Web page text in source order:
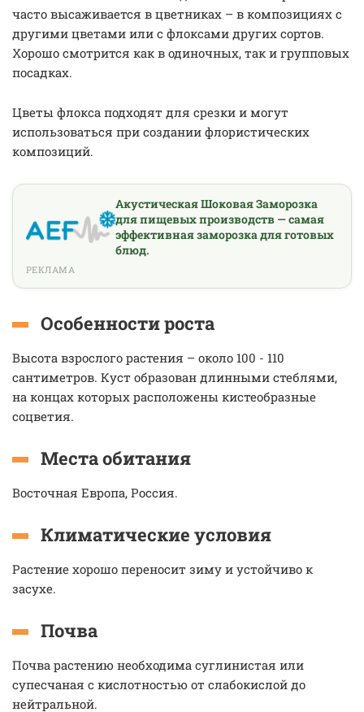
часто высаживается в цветниках – в композициях с
другими цветами или с флоксами других сортов.
Хорошо смотрится как в одиночных, так и групповых
посадках.
Цветы флокса подходят для срезки и могут
использоваться при создании флористических
композиций.
Акустическая Шоковая Заморозка
для пищевых производств — самая
эффективная заморозка для готовых
блюд.
РЕКЛАМА
Особенности роста
Высота взрослого растения – около 100 - 110
сантиметров. Куст образован длинными стеблями,
на концах которых расположены кистеобразные
соцветия.
Места обитания
Восточная Европа, Россия.
Климатические условия
Растение хорошо переносит зиму и устойчиво к
засухе.
Почва
Почва растению необходима суглинистая или
супесчаная с кислотностью от слабокислой до
нейтральной.